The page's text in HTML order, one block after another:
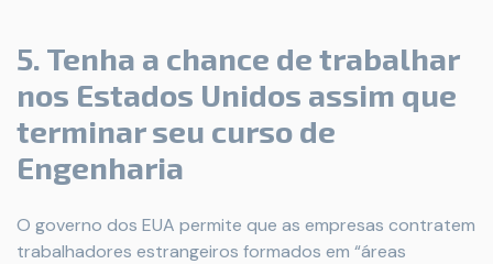
5. Tenha a chance de trabalhar
nos Estados Unidos assim que
terminar seu curso de
Engenharia
O governo dos EUA permite que as empresas contratem
trabalhadores estrangeiros formados em “áreas